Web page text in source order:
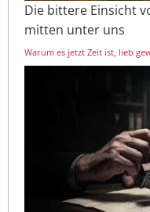
Die bittere Einsicht
mitten unter uns
Warum es jetzt Zeit ist, lieb